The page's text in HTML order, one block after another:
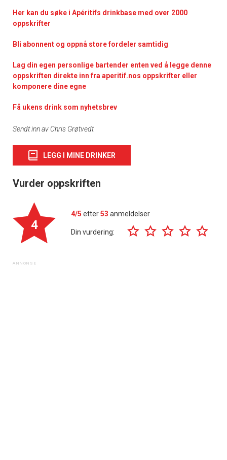
Her kan du søke i Apéritifs drinkbase med over 2000
oppskrifter
Bli abonnent og oppnå store fordeler samtidig
Lag din egen personlige bartender enten ved å legge denne
oppskriften direkte inn fra aperitif.nos oppskrifter eller
komponere dine egne
Få ukens drink som nyhetsbrev
Sendt inn av Chris Grøtvedt
LEGG I MINE DRINKER
Vurder oppskriften
4
4/5 etter53 anmeldelser
Din vurdering: